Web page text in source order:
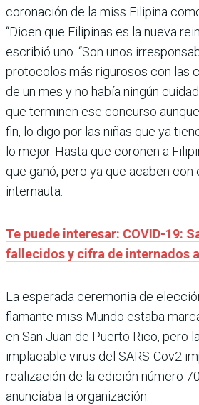
coronación de la miss Filipina
“Dicen que Filipinas es la nueva
escribió uno. “Son unos
protocolos más rigurosos con las
de un mes y no había ningún
que terminen ese concurso
fin, lo digo por las niñas que ya
lo mejor. Hasta que coronen a
que ganó, pero ya que acaben con
internauta.
Te puede interesar: COVID-19:
fallecidos y cifra de internados
La esperada ceremonia de
flamante miss Mundo estaba
en San Juan de Puerto Rico, pero
implacable virus del SARS-Cov2
realización de la edición número
anunciaba la organización.